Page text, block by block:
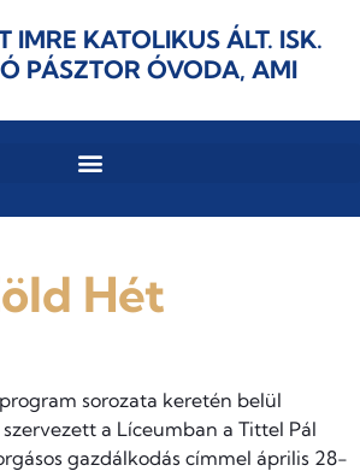
IMRE KATOLIKUS ÁLT. ISK.
PÁSZTOR ÓVODA, AMI
Hét
sorozata keretén belül
a Líceumban a Tittel Pál
gazdálkodás címmel április 28-